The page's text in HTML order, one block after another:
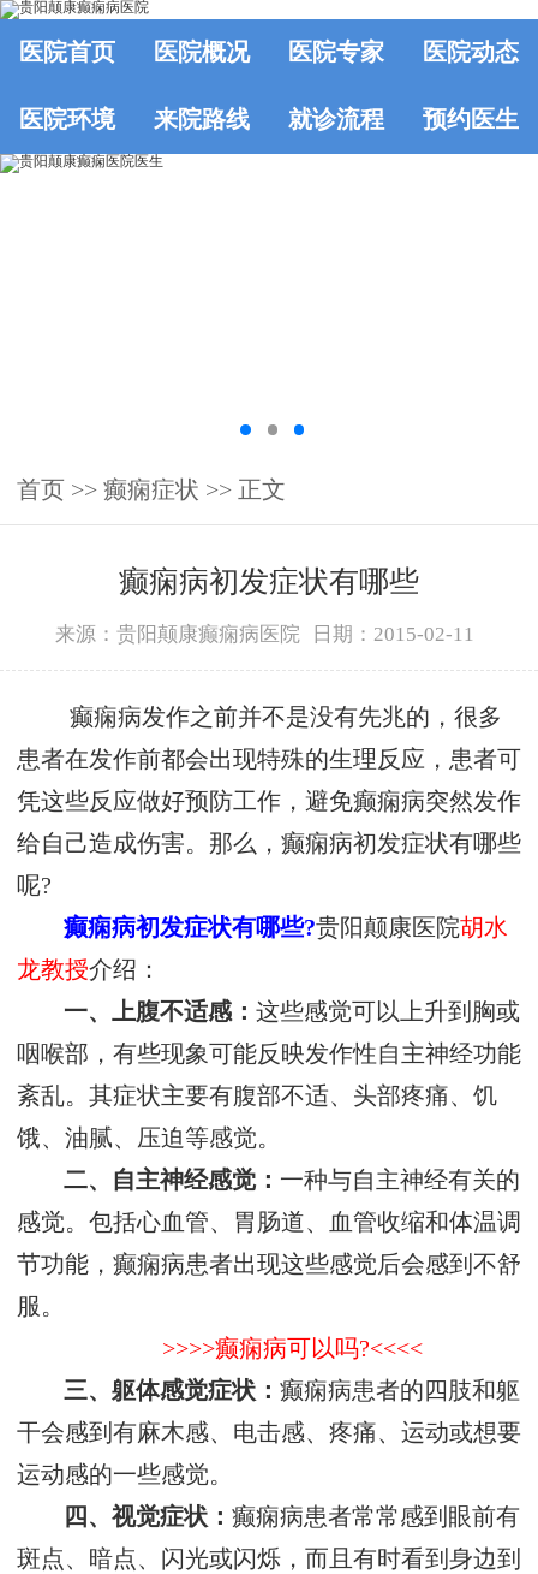
医院首页 医院概况 医院专家 医院动态
医院环境 来院路线 就诊流程 预约医生
首页 >> 癫痫症状 >> 正文
癫痫病初发症状有哪些
来源：贵阳颠康癫痫病医院 日期：2015-02-11
癫痫病发作之前并不是没有先兆的，很多
患者在发作前都会出现特殊的生理反应，患者可
凭这些反应做好预防工作，避免癫痫病突然发作
给自己造成伤害。那么，癫痫病初发症状有哪些
呢?
癫痫病初发症状有哪些?贵阳颠康医院胡水
龙教授介绍：
一、上腹不适感：这些感觉可以上升到胸或
咽喉部，有些现象可能反映发作性自主神经功能
紊乱。其症状主要有腹部不适、头部疼痛、饥
饿、油腻、压迫等感觉。
二、自主神经感觉： 一种与自主神经有关的
感觉。包括心血管、胃肠道、血管收缩和体温调
节功能，癫痫病患者出现这些感觉后会感到不舒
服。
>>>>癫痫病可以吗?<<<<
三、躯体感觉症状：癫痫病患者的四肢和躯
干会感到有麻木感、电击感、疼痛、运动或想要
运动感的一些感觉。
四、视觉症状：癫痫病患者常常感到眼前有
斑点、暗点、闪光或闪烁，而且有时看到身边到